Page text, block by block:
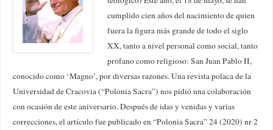
cumplido cien años del nacimiento de quien
fuera la figura más grande de todo el siglo
XX, tanto a nivel personal como social, tanto
profano como religioso: San Juan Pablo II,
conocido como ‘Magno’, por diversas razones. Una revista polaca de la
Universidad de Cracovia (“Polonia Sacra”) nos pidió una colaboración
con ocasión de este aniversario. Después de idas y venidas y varias
correcciones, el artículo fue publicado en “Polonia Sacra” 24 (2020) nr 2